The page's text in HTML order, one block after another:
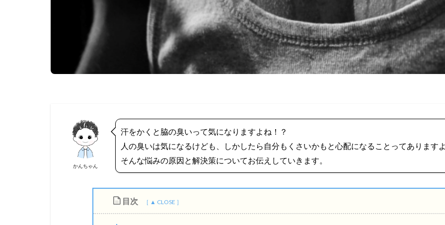
かんちゃん
汗をかくと脇の臭いって気になりますよね！？
人の臭いは気になるけども、しかしたら自分もくさいかもと心配になることってあります
そんな悩みの原因と解決策についてお伝えしていきます。
目次